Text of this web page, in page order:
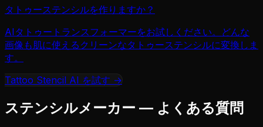
タトゥーステンシルを作りますか？
AIタトゥートランスフォーマーをお試しください。どんな
画像も肌に使えるクリーンなタトゥーステンシルに変換しま
す。
Tattoo Stencil AI を試す →
ステンシルメーカー — よくある質問